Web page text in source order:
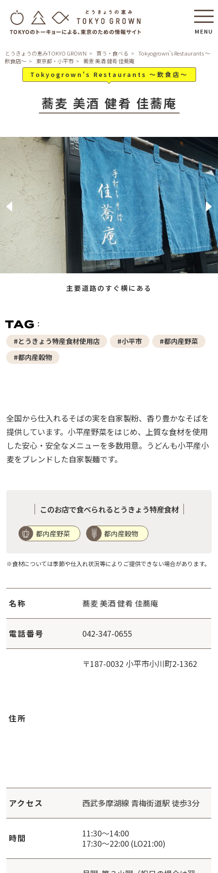
MENU
とうきょうの恵みTOKYO GROWN 買う・食べる
Tokyogrown's Restaurants ～
飲食店～
東京都・小平市 蕎麦 美酒 健肴 佳蕎庵
Tokyogrown's Restaurants ～飲食店～
蕎麦 美酒 健肴 佳蕎庵
主要道路のすぐ横にある
#とうきょう特産食材使用店 #小平市
#都内産野菜
#都内産穀物
全国から仕入れるそばの実を自家製粉、香り豊かなそばを
提供しています。小平産野菜をはじめ、上質な食材を使用
した安心・安全なメニューを多数用意。うどんも小平産小
麦をブレンドした自家製麺です。
このお店で食べられるとうきょう特産食材
都内産野菜 都内産穀物
※食材については季節や仕入れ状況等によりご提供できない場合があります。
名称 蕎麦 美酒 健肴 佳蕎庵
電話番号 042-347-0655
住所
〒187-0032 小平市小川町2-1362
アクセス 西武多摩湖線 青梅街道駅 徒歩3分
時間
11:30～14:00
17:30～22:00 (LO21:00)